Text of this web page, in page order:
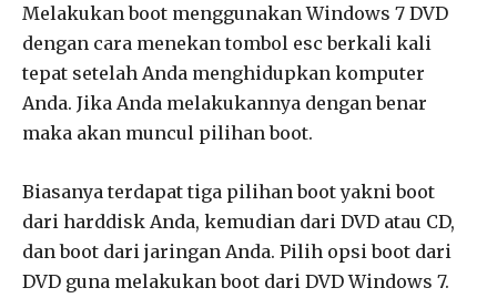
Melakukan boot menggunakan Windows 7 DVD
dengan cara menekan tombol esc berkali kali
tepat setelah Anda menghidupkan komputer
Anda. Jika Anda melakukannya dengan benar
maka akan muncul pilihan boot.
Biasanya terdapat tiga pilihan boot yakni boot
dari harddisk Anda, kemudian dari DVD atau CD,
dan boot dari jaringan Anda. Pilih opsi boot dari
DVD guna melakukan boot dari DVD Windows 7.